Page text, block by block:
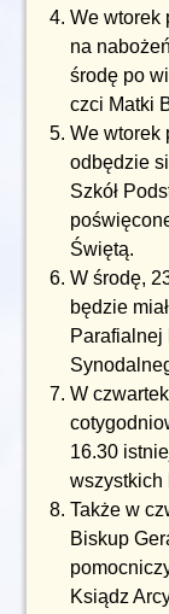
We wtorek
na
środę po
czci Matki
We wtorek
odbędzie
Szkół
Świętą.
W środę,
będzie
Parafialnej
W
16.30
wszystkich
Także w
Biskup
Ksiądz